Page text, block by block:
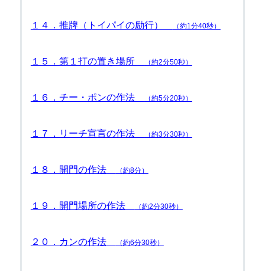
１４．推牌（トイパイの励行） （約1分40秒）
１５．第１打の置き場所 （約2分50秒）
１６．チー・ポンの作法 （約5分20秒）
１７．リーチ宣言の作法 （約3分30秒）
１８．開門の作法 （約8分）
１９．開門場所の作法 （約2分30秒）
２０．カンの作法 （約6分30秒）